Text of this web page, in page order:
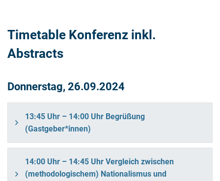
Timetable Konferenz inkl.
Abstracts
Donnerstag, 26.09.2024
13:45 Uhr – 14:00 Uhr Begrüßung
(Gastgeber*innen)
14:00 Uhr – 14:45 Uhr Vergleich zwischen
(methodologischem) Nationalismus und